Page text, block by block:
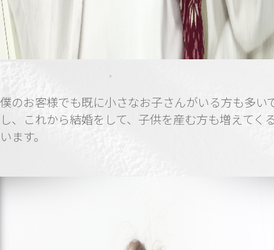
僕のお客様でも既に小さなお子さんがいる方も多い
し、これから結婚をして、子供を産む方も増えてく
います。